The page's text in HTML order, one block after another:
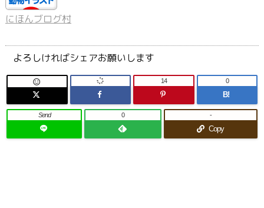
にほんブログ村
よろしければシェアお願いします
 14
B!
0
Send 0
Copy
-